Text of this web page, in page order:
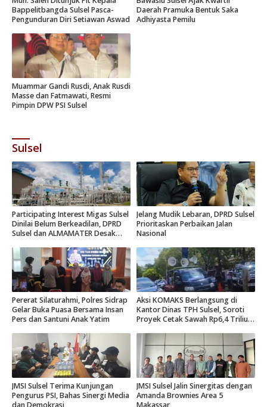
Bappelitbangda Sulsel Pasca-
Pengunduran Diri Setiawan Aswad
Daerah Pramuka Bentuk Saka
Adhiyasta Pemilu
Muammar Gandi Rusdi, Anak Rusdi
Masse dan Fatmawati, Resmi
Pimpin DPW PSI Sulsel
Sulsel
Participating Interest Migas Sulsel
Dinilai Belum Berkeadilan, DPRD
Sulsel dan ALMAMATER Desak
Jelang Mudik Lebaran, DPRD Sulsel
Prioritaskan Perbaikan Jalan
Nasional
Pererat Silaturahmi, Polres Sidrap
Gelar Buka Puasa Bersama Insan
Pers dan Santuni Anak Yatim
Aksi KOMAKS Berlangsung di
Kantor Dinas TPH Sulsel, Soroti
Proyek Cetak Sawah Rp6,4 Triliun
JMSI Sulsel Terima Kunjungan
Pengurus PSI, Bahas Sinergi Media
dan Demokrasi
JMSI Sulsel Jalin Sinergitas dengan
Amanda Brownies Area 5
Makassar